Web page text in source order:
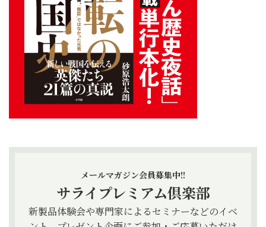
メールマガジン会員募集中!!
サライプレミアム倶楽部
新製品体験会や専門家によるセミナーなどのイベ